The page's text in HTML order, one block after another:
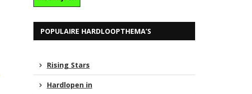
POPULAIRE HARDLOOPTHEMA’S
Rising Stars
Hardlopen in